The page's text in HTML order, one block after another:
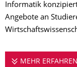
Informatik
Angebote an
MEHR ERFAHREN